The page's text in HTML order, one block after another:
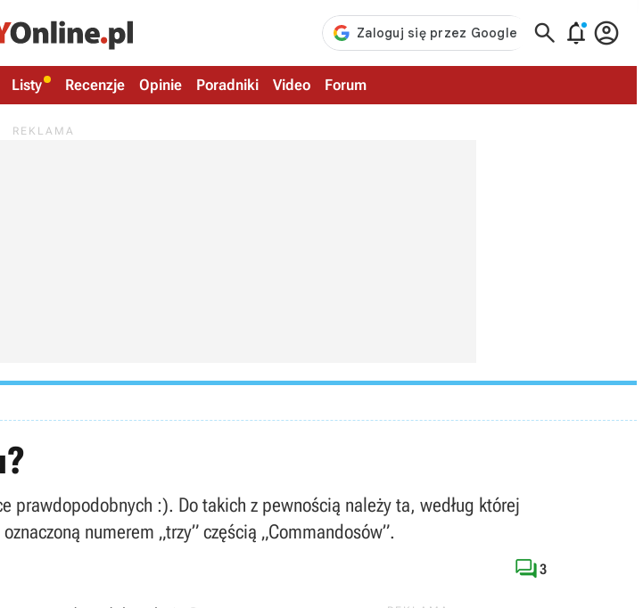
  
Listy Recenzje Opinie Poradniki Video Forum
prawdopodobnych :). Do takich z pewnością należy ta, według której
numerem „trzy” częścią „Commandosów”.
3